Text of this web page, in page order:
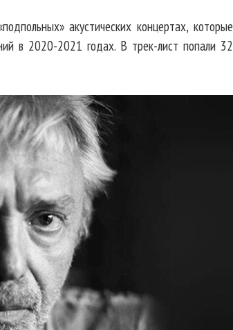
акустических концертах, которые
в 2020-2021 годах. В трек-лист попали 32